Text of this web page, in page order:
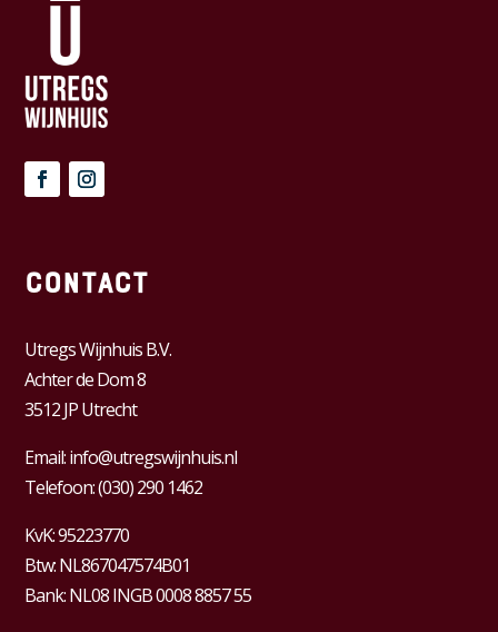
Contact
Utregs Wijnhuis B.V.
Achter de Dom 8
3512 JP Utrecht
Email:info@utregswijnhuis.nl
Telefoon:(030) 290 1462
KvK:95223770
Btw:NL867047574B01
Bank: NL08 INGB 0008 8857 55